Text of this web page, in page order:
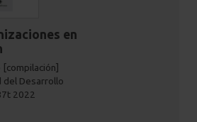
en
[compilación]
del Desarrollo
2022